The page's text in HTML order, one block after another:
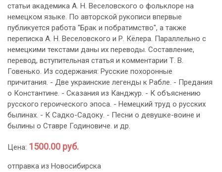
статьи академика А. Н. Веселовского о фольклоре на
немецком языке. По авторской рукописи впервые
публикуется работа "Брак и побратимство", а также
переписка А. Н. Веселовского и Р. Кёлера. Параллельно с
немецкими текстами даны их переводы. Составление,
перевод, вступительная статья и комментарии Т. В.
Говенько. Из содержания: Русские похоронные
причитания. - Две украинские легенды к Рабле. - Предания
о Константине. - Сказания из Канджур. - К объяснению
русского героического эпоса. - Немецкий труд о русских
былинах. - К Садко-Садоку. - Песни о девушке-воине и
былины о Ставре Годиновиче. и др.
Цена: 1500.00 руб.
отправка из Новосибирска